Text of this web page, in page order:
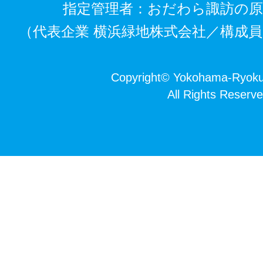
指定管理者：おだわら諏訪の
（代表企業 横浜緑地株式会社／構成
Copyright© Yokohama-
All Rights